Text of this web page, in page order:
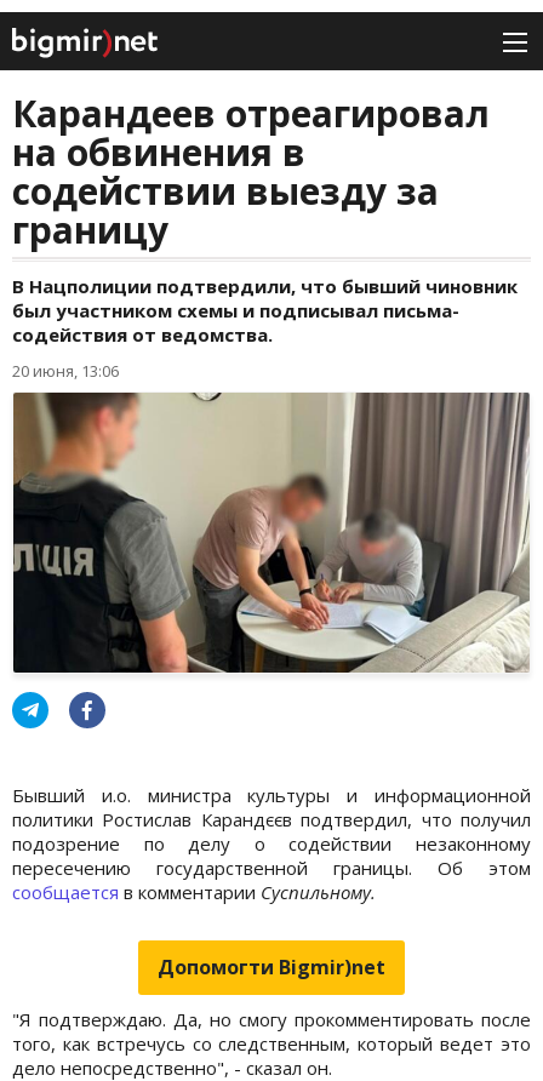
Карандеев отреагировал
на обвинения в
содействии выезду за
границу
В Нацполиции подтвердили, что бывший чиновник
был участником схемы и подписывал письма-
содействия от ведомства.
20 июня, 13:06
Бывший и.о. министра культуры и информационной
политики Ростислав Карандєєв подтвердил, что получил
подозрение по делу о содействии незаконному
пересечению государственной границы. Об этом
сообщается в комментарии Суспильному.
Допомогти Bigmir)net
"Я подтверждаю. Да, но смогу прокомментировать после
того, как встречусь со следственным, который ведет это
дело непосредственно", - сказал он.